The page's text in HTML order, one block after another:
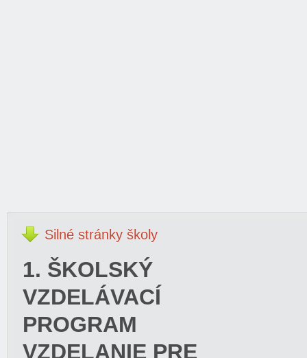
Silné stránky školy
1. ŠKOLSKÝ
VZDELÁVACÍ
PROGRAM
VZDELANIE PRE